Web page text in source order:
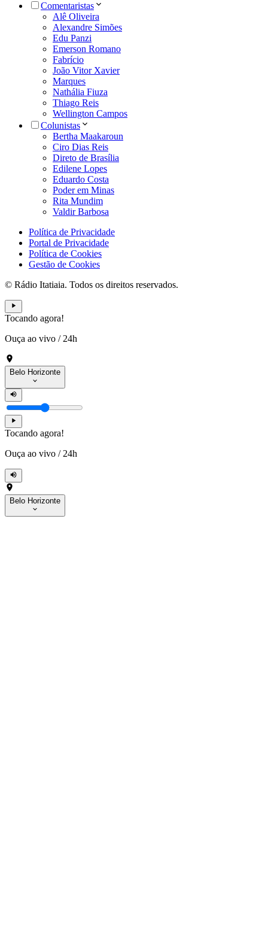
Comentaristas
Alê Oliveira
Alexandre Simões
Edu Panzi
Emerson Romano
Fabrício
João Vitor Xavier
Marques
Nathália Fiuza
Thiago Reis
Wellington Campos
Colunistas
Bertha Maakaroun
Ciro Dias Reis
Direto de Brasília
Edilene Lopes
Eduardo Costa
Poder em Minas
Rita Mundim
Valdir Barbosa
Política de Privacidade
Portal de Privacidade
Política de Cookies
Gestão de Cookies
© Rádio Itatiaia. Todos os direitos reservados.
Tocando agora!
Ouça ao vivo / 24h
Belo Horizonte
Tocando agora!
Ouça ao vivo / 24h
Belo Horizonte